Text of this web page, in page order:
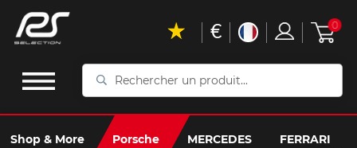
Rechercher
produit...
Shop & More Porsche MERCEDES FERRARI
€ 0